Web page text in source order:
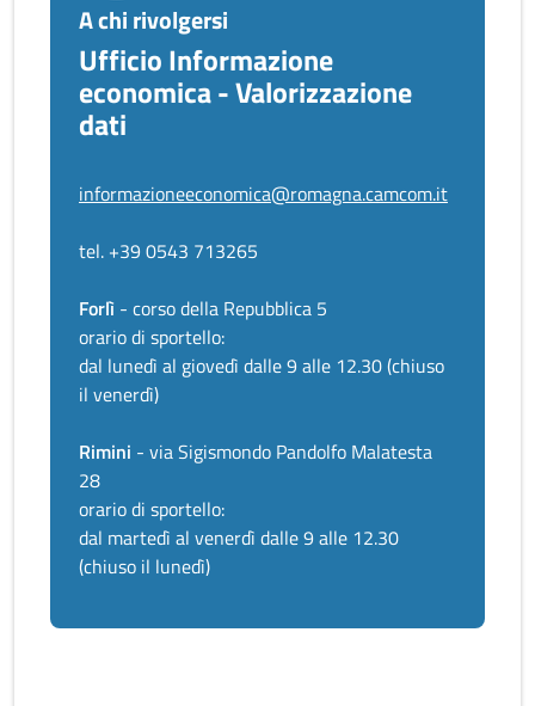
A chi rivolgersi
Ufficio Informazione
economica - Valorizzazione
dati
informazioneeconomica@romagna.camcom.it
tel. +39 0543 713265
Forlì - corso della Repubblica 5
orario di sportello:
dal lunedì al giovedì dalle 9 alle 12.30 (chiuso
il venerdì)
Rimini - via Sigismondo Pandolfo Malatesta
28
orario di sportello:
dal martedì al venerdì dalle 9 alle 12.30
(chiuso il lunedì)